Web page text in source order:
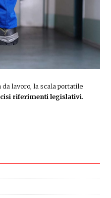
lavoro, la scala portatile
riferimenti legislativi.